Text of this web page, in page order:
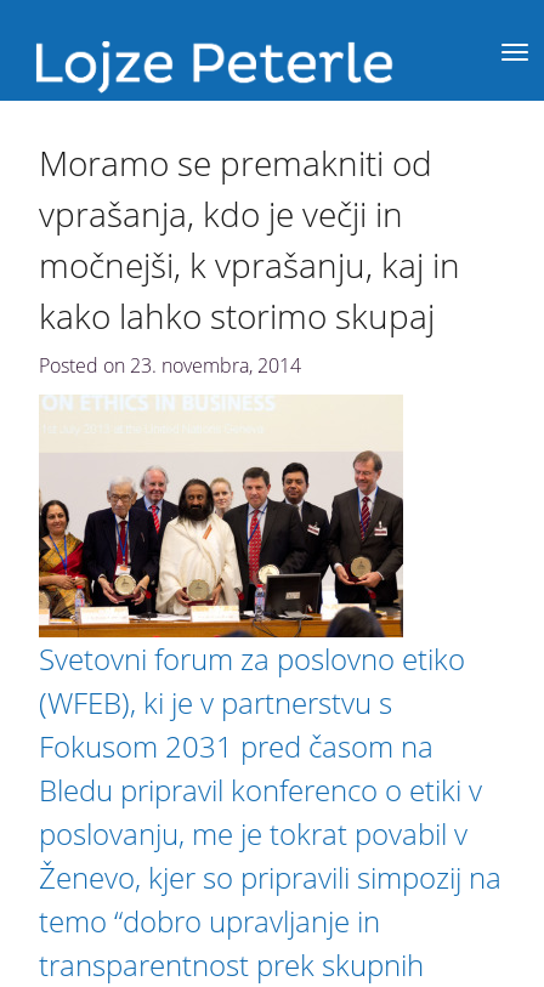
Moramo se premakniti od
vprašanja, kdo je večji in
močnejši, k vprašanju, kaj in
kako lahko storimo skupaj
Posted on 23. novembra, 2014
Svetovni forum za poslovno etiko
(WFEB), ki je v partnerstvu s
Fokusom 2031 pred časom na
Bledu pripravil konferenco o etiki v
poslovanju, me je tokrat povabil v
Ženevo, kjer so pripravili simpozij na
temo “dobro upravljanje in
transparentnost prek skupnih